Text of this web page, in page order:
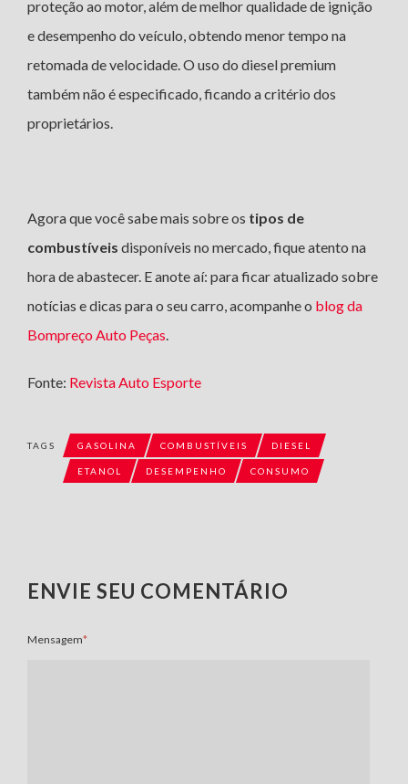
proteção ao motor, além de melhor qualidade de ignição
e desempenho do veículo, obtendo menor tempo na
retomada de velocidade. O uso do diesel premium
também não é especificado, ficando a critério dos
proprietários.
Agora que você sabe mais sobre os tipos de
combustíveis disponíveis no mercado, fique atento na
hora de abastecer. E anote aí: para ficar atualizado sobre
notícias e dicas para o seu carro, acompanhe o blog da
Bompreço Auto Peças.
Fonte: Revista Auto Esporte
TAGS GASOLINA COMBUSTÍVEIS DIESEL
ETANOL DESEMPENHO CONSUMO
ENVIE SEU COMENTÁRIO
Mensagem*